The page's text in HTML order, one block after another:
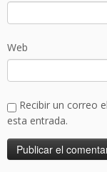
Web
Recibir un correo
esta entrada.